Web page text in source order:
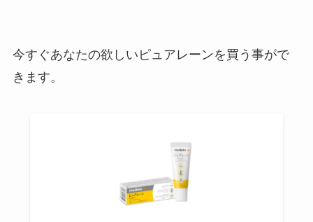
今すぐあなたの欲しいピュアレーンを買う事がで
きます。